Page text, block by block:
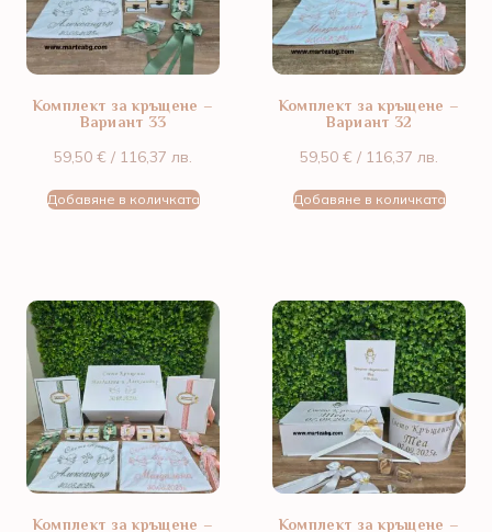
Комплект за кръщене –
Вариант 33
59,50 € / 116,37 лв.
Добавяне в количката
Комплект за кръщене –
Вариант 32
59,50 € / 116,37 лв.
Добавяне в количката
Комплект за кръщене –
Комплект за кръщене –